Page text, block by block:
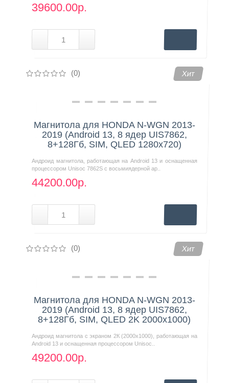
39600.00р.
(0) Хит
Магнитола для HONDA N-WGN 2013-
2019 (Android 13, 8 ядер UIS7862,
8+128Гб, SIM, QLED 1280x720)
Андроид магнитола, работающая на Android 13 и оснащенная
процессором Unisoc 7862S с восьмиядерной ар..
44200.00р.
(0) Хит
Магнитола для HONDA N-WGN 2013-
2019 (Android 13, 8 ядер UIS7862,
8+128Гб, SIM, QLED 2K 2000x1000)
Андроид магнитола с экраном 2К (2000х1000), работающая на
Android 13 и оснащенная процессором Unisoc..
49200.00р.